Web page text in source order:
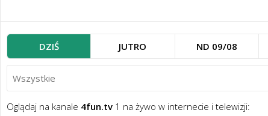
DZIŚ JUTRO ND 09/08
Oglądaj na kanale 4fun.tv 1 na żywo w internecie i telewizji: